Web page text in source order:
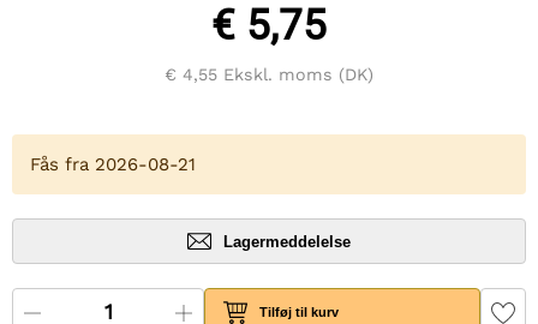
€ 5,75
€ 4,55 Ekskl. moms (DK)
Fås fra 2026-08-21
Lagermeddelelse
Tilføj til kurv